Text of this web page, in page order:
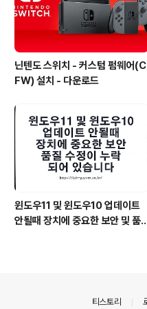
닌텐도 스위치 - 커스텀 펌웨어(C
FW) 설치 - 다운로드
윈도우11 및 윈도우10 업데이트
안될때 장치에 중요한 보안 및 품
티스토리